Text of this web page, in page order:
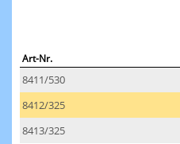
Art-Nr.
8411/530
8412/325
8413/325